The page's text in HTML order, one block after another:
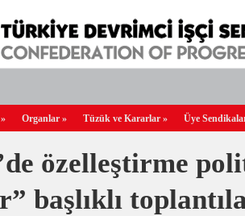
» Organlar » Tüzük ve Kararlar » Üye
özelleştirme
başlıklı